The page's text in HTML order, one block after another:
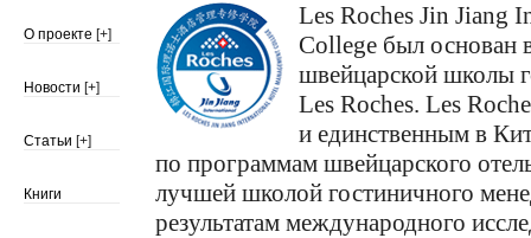
О проекте [+]
Новости [+]
Статьи [+]
Книги
Les Roches Jin Jiang
College был основан
швейцарской школы
Les Roches. Les
и единственным в
по программам швейцарского
лучшей школой гостиничного
результатам международного